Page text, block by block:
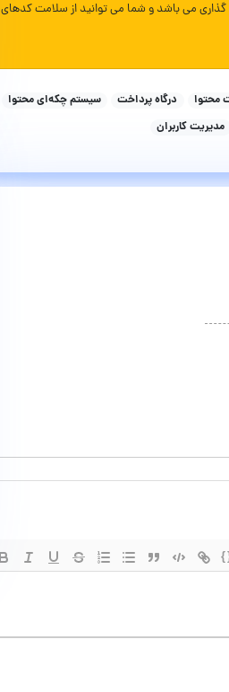
می باشد و شما می توانید از سلامت کدهای
محتوا درگاه پرداخت
سیستم چکه‌ای محتوا
مدیریت کاربران